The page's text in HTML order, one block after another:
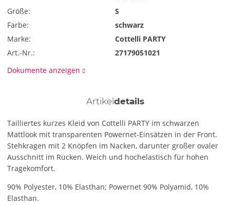
Größe:
S
Farbe:
schwarz
Marke:
Cottelli PARTY
Art.-Nr.:
27179051021
Dokumente anzeigen
Artikeldetails
Tailliertes kurzes Kleid von Cottelli PARTY im schwarzen
Mattlook mit transparenten Powernet-Einsätzen in der Front.
Stehkragen mit 2 Knöpfen im Nacken, darunter großer ovaler
Ausschnitt im Rücken. Weich und hochelastisch für hohen
Tragekomfort.
90% Polyester, 10% Elasthan; Powernet 90% Polyamid, 10%
Elasthan.